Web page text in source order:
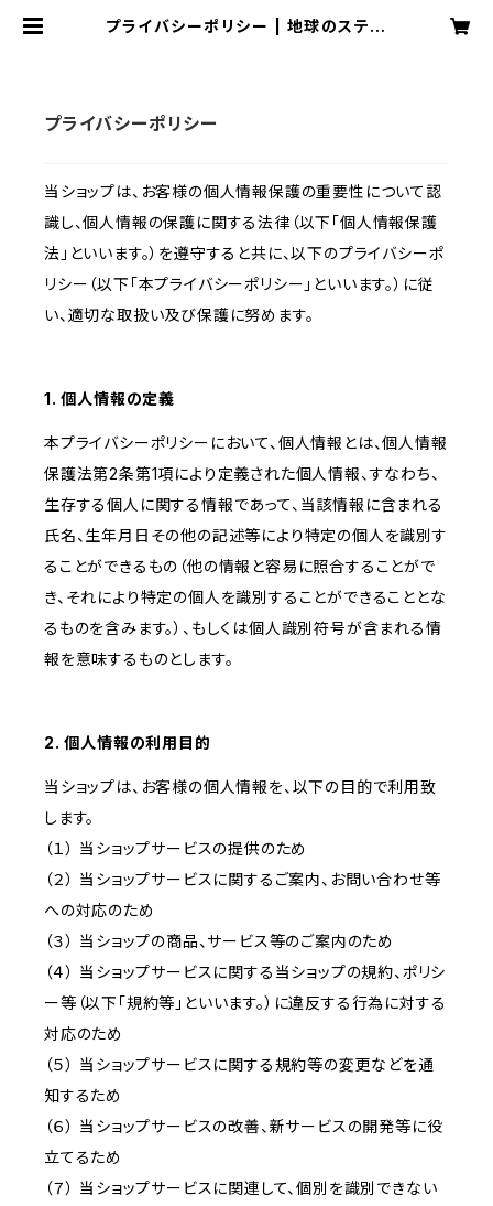
プライバシーポリシー | 地球のステー
プライバシーポリシー
当ショップは、お客様の個人情報保護の重要性について認
識し、個人情報の保護に関する法律（以下「個人情報保護
法」といいます。）を遵守すると共に、以下のプライバシーポ
リシー（以下「本プライバシーポリシー」といいます。）に従
い、適切な取扱い及び保護に努めます。
1. 個人情報の定義
本プライバシーポリシーにおいて、個人情報とは、個人情報
保護法第2条第1項により定義された個人情報、すなわち、
生存する個人に関する情報であって、当該情報に含まれる
氏名、生年月日その他の記述等により特定の個人を識別す
ることができるもの（他の情報と容易に照合することがで
き、それにより特定の個人を識別することができることとな
るものを含みます。）、もしくは個人識別符号が含まれる情
報を意味するものとします。
2. 個人情報の利用目的
当ショップは、お客様の個人情報を、以下の目的で利用致
します。
（１） 当ショップサービスの提供のため
（２） 当ショップサービスに関するご案内、お問い合わせ等
への対応のため
（３） 当ショップの商品、サービス等のご案内のため
（４） 当ショップサービスに関する当ショップの規約、ポリシ
ー等（以下「規約等」といいます。）に違反する行為に対する
対応のため
（５） 当ショップサービスに関する規約等の変更などを通
知するため
（６） 当ショップサービスの改善、新サービスの開発等に役
立てるため
（７） 当ショップサービスに関連して、個別を識別できない